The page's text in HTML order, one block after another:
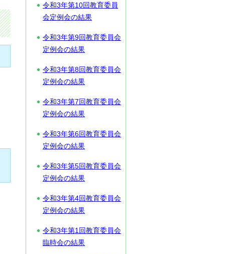
令和3年第10回教育委員
会定例会の結果
令和3年第9回教育委員会
定例会の結果
令和3年第8回教育委員会
定例会の結果
令和3年第7回教育委員会
定例会の結果
令和3年第6回教育委員会
定例会の結果
令和3年第5回教育委員会
定例会の結果
令和3年第4回教育委員会
定例会の結果
令和3年第1回教育委員会
臨時会の結果